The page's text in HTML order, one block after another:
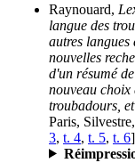
Raynouard,
langue des
autres
nouvelles
d'un résumé
nouveau choix
troubadours,
Paris,
3, t. 4, t. 5, t. 6